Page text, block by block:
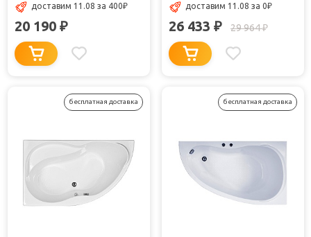
доставим 11.08 за 400₽
20 190 ₽
доставим 11.08 за 0₽
26 433 ₽ 29 964₽
бесплатная доставка бесплатная доставка